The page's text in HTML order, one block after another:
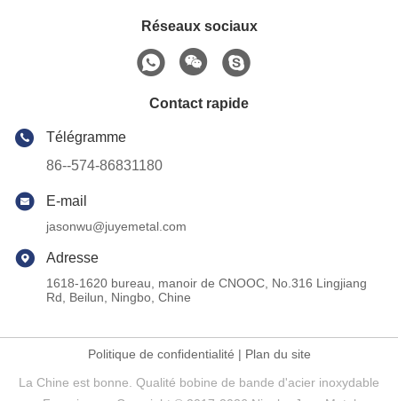
Réseaux sociaux
Contact rapide
Télégramme
86--574-86831180
E-mail
jasonwu@juyemetal.com
Adresse
1618-1620 bureau, manoir de CNOOC, No.316 Lingjiang
Rd, Beilun, Ningbo, Chine
Politique de confidentialité | Plan du site
La Chine est bonne. Qualité bobine de bande d'acier inoxydable